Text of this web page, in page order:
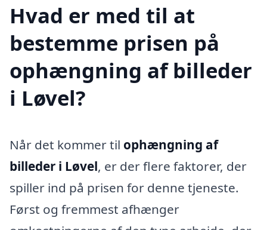
Hvad er med til at
bestemme prisen på
ophængning af billeder
i Løvel?
Når det kommer til ophængning af
billeder i Løvel, er der flere faktorer, der
spiller ind på prisen for denne tjeneste.
Først og fremmest afhænger